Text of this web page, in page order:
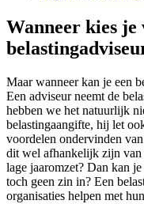
Wanneer kies je
Maar wanneer kan je een
Een adviseur neemt de
hebben we het natuurlijk
belastingaangifte, hij let
voordelen ondervinden
dit wel afhankelijk zijn van
lage jaaromzet? Dan kan
toch geen zin in? Een
organisaties helpen met